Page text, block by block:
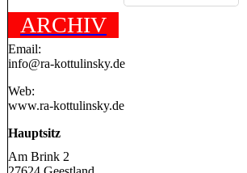
ARCHIV
Email:
info@ra-kottulinsky.de
Web:
www.ra-kottulinsky.de
Hauptsitz
Am Brink 2